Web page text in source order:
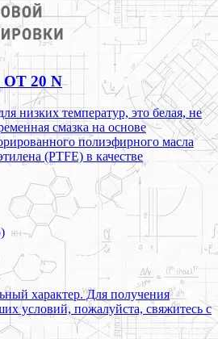
20 N
низких температур, это белая, не
смазка на основе
полиэфирного масла
(PTFE) в качестве
характер. Для получения
условий, пожалуйста, свяжитесь с